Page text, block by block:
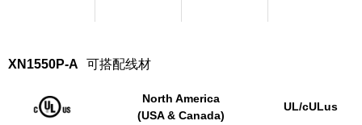
XN1550P-A 可搭配线材
North America
(USA & Canada)
UL/cULus